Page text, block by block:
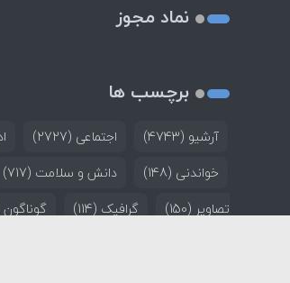
نماد مجوز
برچسب ها
آرشیو (4743) اجتماعی (2727)
خواندنی (148) دانش و سلامت (717)
تصاویر (150) گرافیک (114) گوناگون